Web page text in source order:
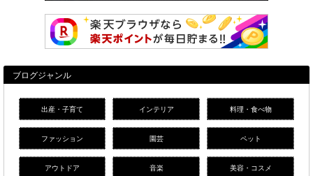
ブログジャンル
出産・子育て インテリア 料理・食べ物
ファッション 園芸 ペット
アウトドア 音楽 美容・コスメ